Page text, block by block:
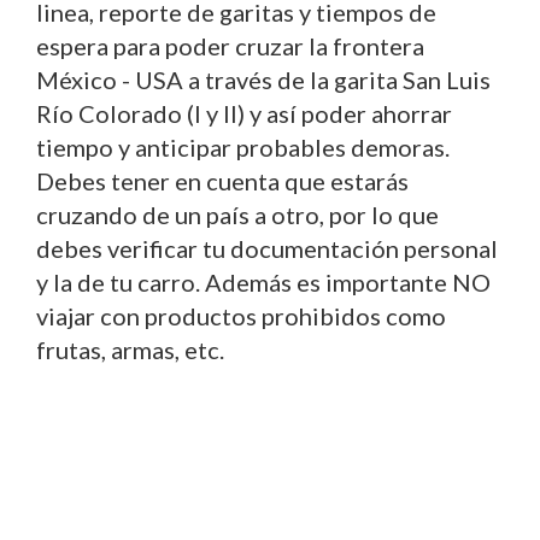
linea, reporte de garitas y tiempos de
espera para poder cruzar la frontera
México - USA a través de la garita San Luis
Río Colorado (I y II) y así poder ahorrar
tiempo y anticipar probables demoras.
Debes tener en cuenta que estarás
cruzando de un país a otro, por lo que
debes verificar tu documentación personal
y la de tu carro. Además es importante NO
viajar con productos prohibidos como
frutas, armas, etc.